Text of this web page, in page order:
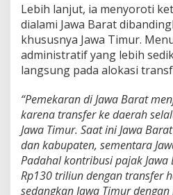
Lebih lanjut, ia menyoroti
dialami Jawa Barat
khususnya Jawa Timur.
administratif yang lebih
langsung pada alokasi
“Pemekaran di Jawa Barat
karena transfer ke daerah
Jawa Timur. Saat ini Jawa
dan kabupaten, sementara
Padahal kontribusi pajak
Rp130 triliun dengan transfer
sedangkan Jawa Timur